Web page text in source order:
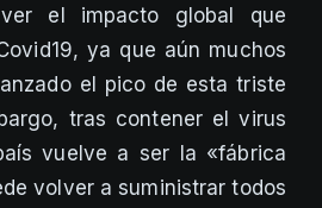
el impacto global que
ya que aún muchos
el pico de esta triste
tras contener el virus
vuelve a ser la «fábrica
volver a suministrar todos